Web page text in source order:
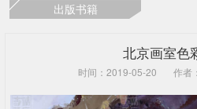
出版书籍
北京画室色
时间：2019-05-20 作者：